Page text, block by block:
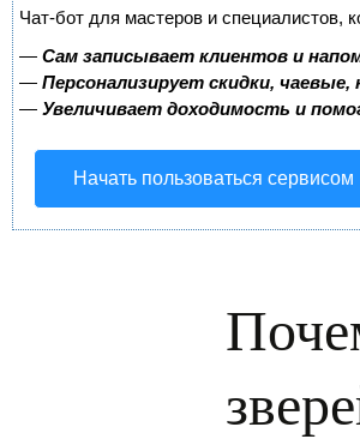
Чат-бот для мастеров и специалистов,
— Сам записывает клиентов и
— Персонализирует скидки,
— Увеличивает доходимость и
Начать пользоваться сервисом